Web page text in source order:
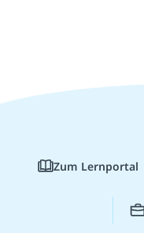
Zum Lernportal